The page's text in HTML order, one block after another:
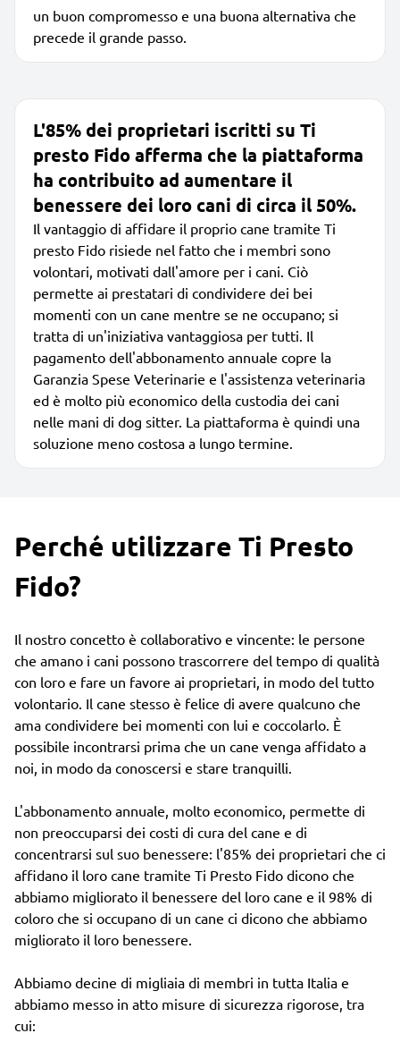
un buon compromesso e una buona alternativa che
precede il grande passo.
L'85% dei proprietari iscritti su Ti
presto Fido afferma che la piattaforma
ha contribuito ad aumentare il
benessere dei loro cani di circa il 50%.
Il vantaggio di affidare il proprio cane tramite Ti
presto Fido risiede nel fatto che i membri sono
volontari, motivati dall'amore per i cani. Ciò
permette ai prestatari di condividere dei bei
momenti con un cane mentre se ne occupano; si
tratta di un'iniziativa vantaggiosa per tutti. Il
pagamento dell'abbonamento annuale copre la
Garanzia Spese Veterinarie e l'assistenza veterinaria
ed è molto più economico della custodia dei cani
nelle mani di dog sitter. La piattaforma è quindi una
soluzione meno costosa a lungo termine.
Perché utilizzare Ti Presto
Fido?
Il nostro concetto è collaborativo e vincente: le persone
che amano i cani possono trascorrere del tempo di qualità
con loro e fare un favore ai proprietari, in modo del tutto
volontario. Il cane stesso è felice di avere qualcuno che
ama condividere bei momenti con lui e coccolarlo. È
possibile incontrarsi prima che un cane venga affidato a
noi, in modo da conoscersi e stare tranquilli.
L'abbonamento annuale, molto economico, permette di
non preoccuparsi dei costi di cura del cane e di
concentrarsi sul suo benessere: l'85% dei proprietari che ci
affidano il loro cane tramite Ti Presto Fido dicono che
abbiamo migliorato il benessere del loro cane e il 98% di
coloro che si occupano di un cane ci dicono che abbiamo
migliorato il loro benessere.
Abbiamo decine di migliaia di membri in tutta Italia e
abbiamo messo in atto misure di sicurezza rigorose, tra
cui: